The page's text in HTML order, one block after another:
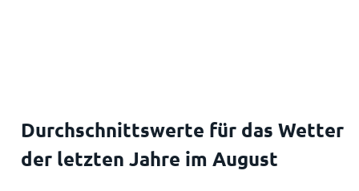
Durchschnittswerte für das Wetter
der letzten Jahre im August